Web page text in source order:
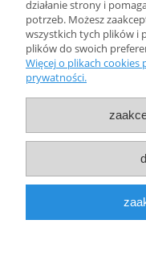
działanie strony i
potrzeb. Możesz
wszystkich tych plików i
plików do swoich
Więcej o plikach cookies
prywatności.